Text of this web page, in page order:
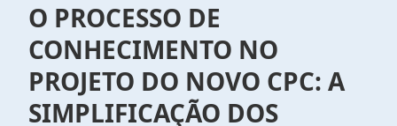
O PROCESSO DE
CONHECIMENTO NO
PROJETO DO NOVO CPC: A
SIMPLIFICAÇÃO DOS